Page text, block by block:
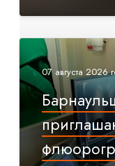
07 августа 2026